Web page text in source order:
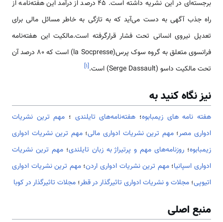
برجسته‌ای در این نشریه داشته است. ۴۵ درصد از درآمد این هفته‌نامه از
راه جذب آگهی به دست می‌آید که به تازگی به خاطر مسائل مالی برای
تعدیل نیروی انسانی تحت فشار قرارگرفته است.مالکیت این هفته‌نامه
فرانسوی متعلق به گروه سوک پرس(la Socpresse) است که ۸۰ درصد آن
تحت مالکیت داسو (Serge Dassault) است.
[۱]
نیز نگاه کنید به
هفته نامه های زیمبابوه؛ هفته‌نامه‌های تایلندی ؛ مهم ترین نشریات
ادواری مصر؛مهم ترین نشریات ادواری مالی؛مهم ترین نشریات ادواری
زیمبابوه؛ روزنامه‌های مهم و پرتیراژ به زبان تایلندی؛مهم ترین نشریات
ادواری اسپانیا؛مهم ترین نشریات ادواری اردن؛مهم ترین نشریات ادواری
اتیوپی؛ مجلات و نشریات ادواری تاثیرگذار در قطر؛ مجلات تاثیرگذار در کوبا
منبع اصلی